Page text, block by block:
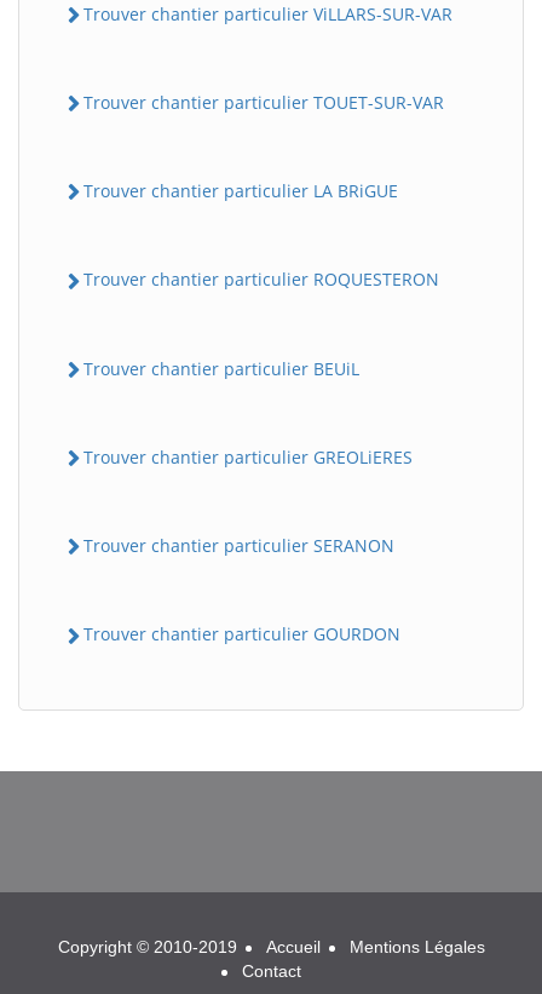
Trouver chantier particulier ViLLARS-SUR-VAR
Trouver chantier particulier TOUET-SUR-VAR
Trouver chantier particulier LA BRiGUE
Trouver chantier particulier ROQUESTERON
Trouver chantier particulier BEUiL
Trouver chantier particulier GREOLiERES
Trouver chantier particulier SERANON
Trouver chantier particulier GOURDON
Copyright © 2010-2019 Accueil
Mentions Légales
Contact